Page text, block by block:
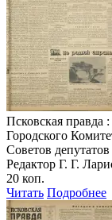
Псковская правда
Городского
Советов
Редактор Г. Г.
20 коп.
Читать Подробнее